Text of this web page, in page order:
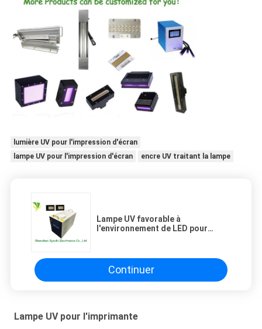
lumière UV pour l'impression d'écran
lampe UV pour l'impression d'écran
encre UV traitant la lampe
Lampe UV favorable à
l'environnement de LED pour
Continuer
Lampe UV pour l'imprimante